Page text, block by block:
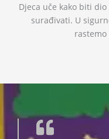
Djeca uče kako biti
surađivati. U
rastemo